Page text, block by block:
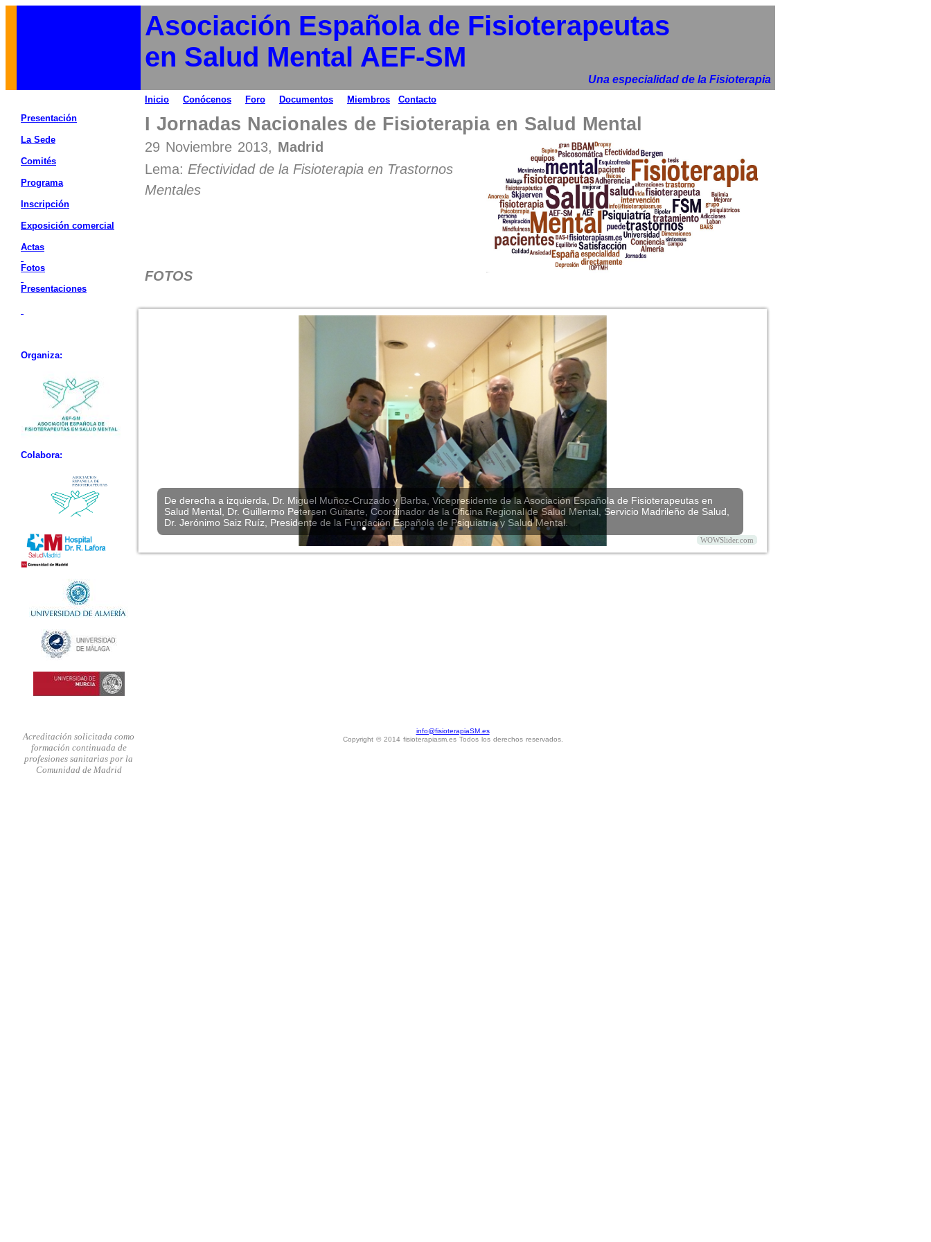
Asociación Española de Fisioterapeutas
en Salud Mental AEF-SM
Una especialidad de la Fisioterapia
Inicio Conócenos Foro Documentos Miembros
Contacto
Presentación
La Sede
Comités
Programa
Inscripción
Exposición comercial
Actas
Fotos
Presentaciones
Organiza:
Colabora:
Acreditación solicitada como
formación continuada de
profesiones sanitarias por la
Comunidad de Madrid
I Jornadas Nacionales de Fisioterapia en Salud Mental
29 Noviembre 2013, Madrid
Lema: Efectividad de la Fisioterapia en Trastornos
Mentales
FOTOS
WOWSlider.com
De derecha a izquierda, Dr. Miguel Muñoz-Cruzado y Barba, Vicepresidente de la Asociación Española de Fisioterapeutas en
Salud Mental, Dr. Guillermo Petersen Guitarte, Coordinador de la Oficina Regional de Salud Mental, Servicio Madrileño de Salud,
Dr. Jerónimo Saiz Ruíz, Presidente de la Fundación Española de Psiquiatría y Salud Mental.
info@fisioterapiaSM.es
Copyright © 2014 fisioterapiasm.es Todos los derechos reservados.